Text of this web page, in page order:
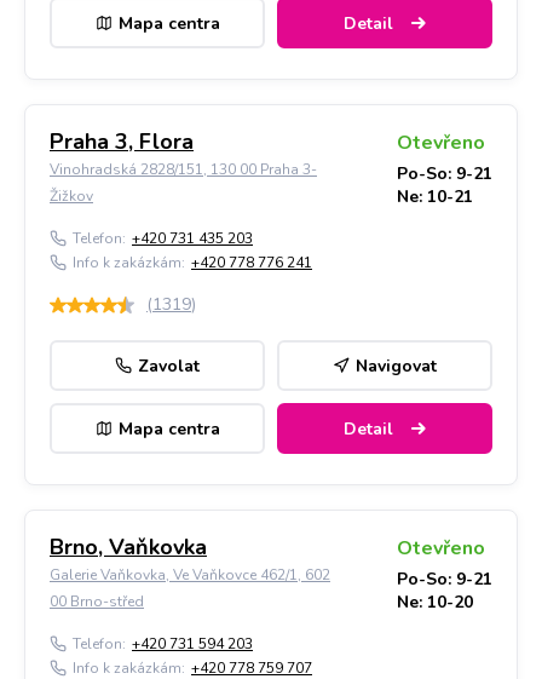
Mapa centra Detail
Praha 3, Flora
Vinohradská 2828/151, 130 00 Praha 3-
Žižkov
Otevřeno
Po-So: 9-21
Ne: 10-21
Telefon: +420 731 435 203
Info k zakázkám: +420 778 776 241
(1319)
Zavolat Navigovat
Mapa centra Detail
Brno, Vaňkovka
Galerie Vaňkovka, Ve Vaňkovce 462/1, 602
00 Brno-střed
Otevřeno
Po-So: 9-21
Ne: 10-20
Telefon: +420 731 594 203
Info k zakázkám: +420 778 759 707